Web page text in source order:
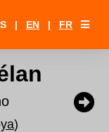
| EN | FR
)